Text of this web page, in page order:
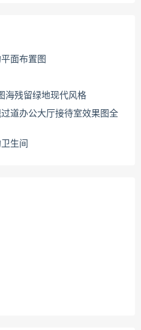
面布置图
海残留绿地现代风格
道办公大厅接待室效果图全
生间